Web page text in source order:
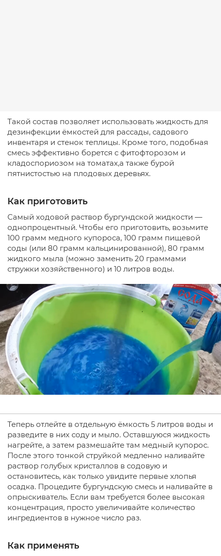
Такой состав позволяет использовать жидкость для
дезинфекции ёмкостей для рассады, садового
инвентаря и стенок теплицы. Кроме того, подобная
смесь эффективно борется с фитофторозом и
кладоспориозом на томатах,а также бурой
пятнистостью на плодовых деревьях.
Как приготовить
Самый ходовой раствор бургундской жидкости —
однопроцентный. Чтобы его приготовить, возьмите
100 грамм медного купороса, 100 грамм пищевой
соды (или 80 грамм кальцинированной), 80 грамм
жидкого мыла (можно заменить 20 граммами
стружки хозяйственного) и 10 литров воды.
Теперь отлейте в отдельную ёмкость 5 литров воды и
разведите в них соду и мыло. Оставшуюся жидкость
нагрейте, а затем размешайте там медный купорос.
После этого тонкой струйкой медленно наливайте
раствор голубых кристаллов в содовую и
остановитесь, как только увидите первые хлопья
осадка. Процедите бургундскую смесь и наливайте в
опрыскиватель. Если вам требуется более высокая
концентрация, просто увеличивайте количество
ингредиентов в нужное число раз.
Как применять